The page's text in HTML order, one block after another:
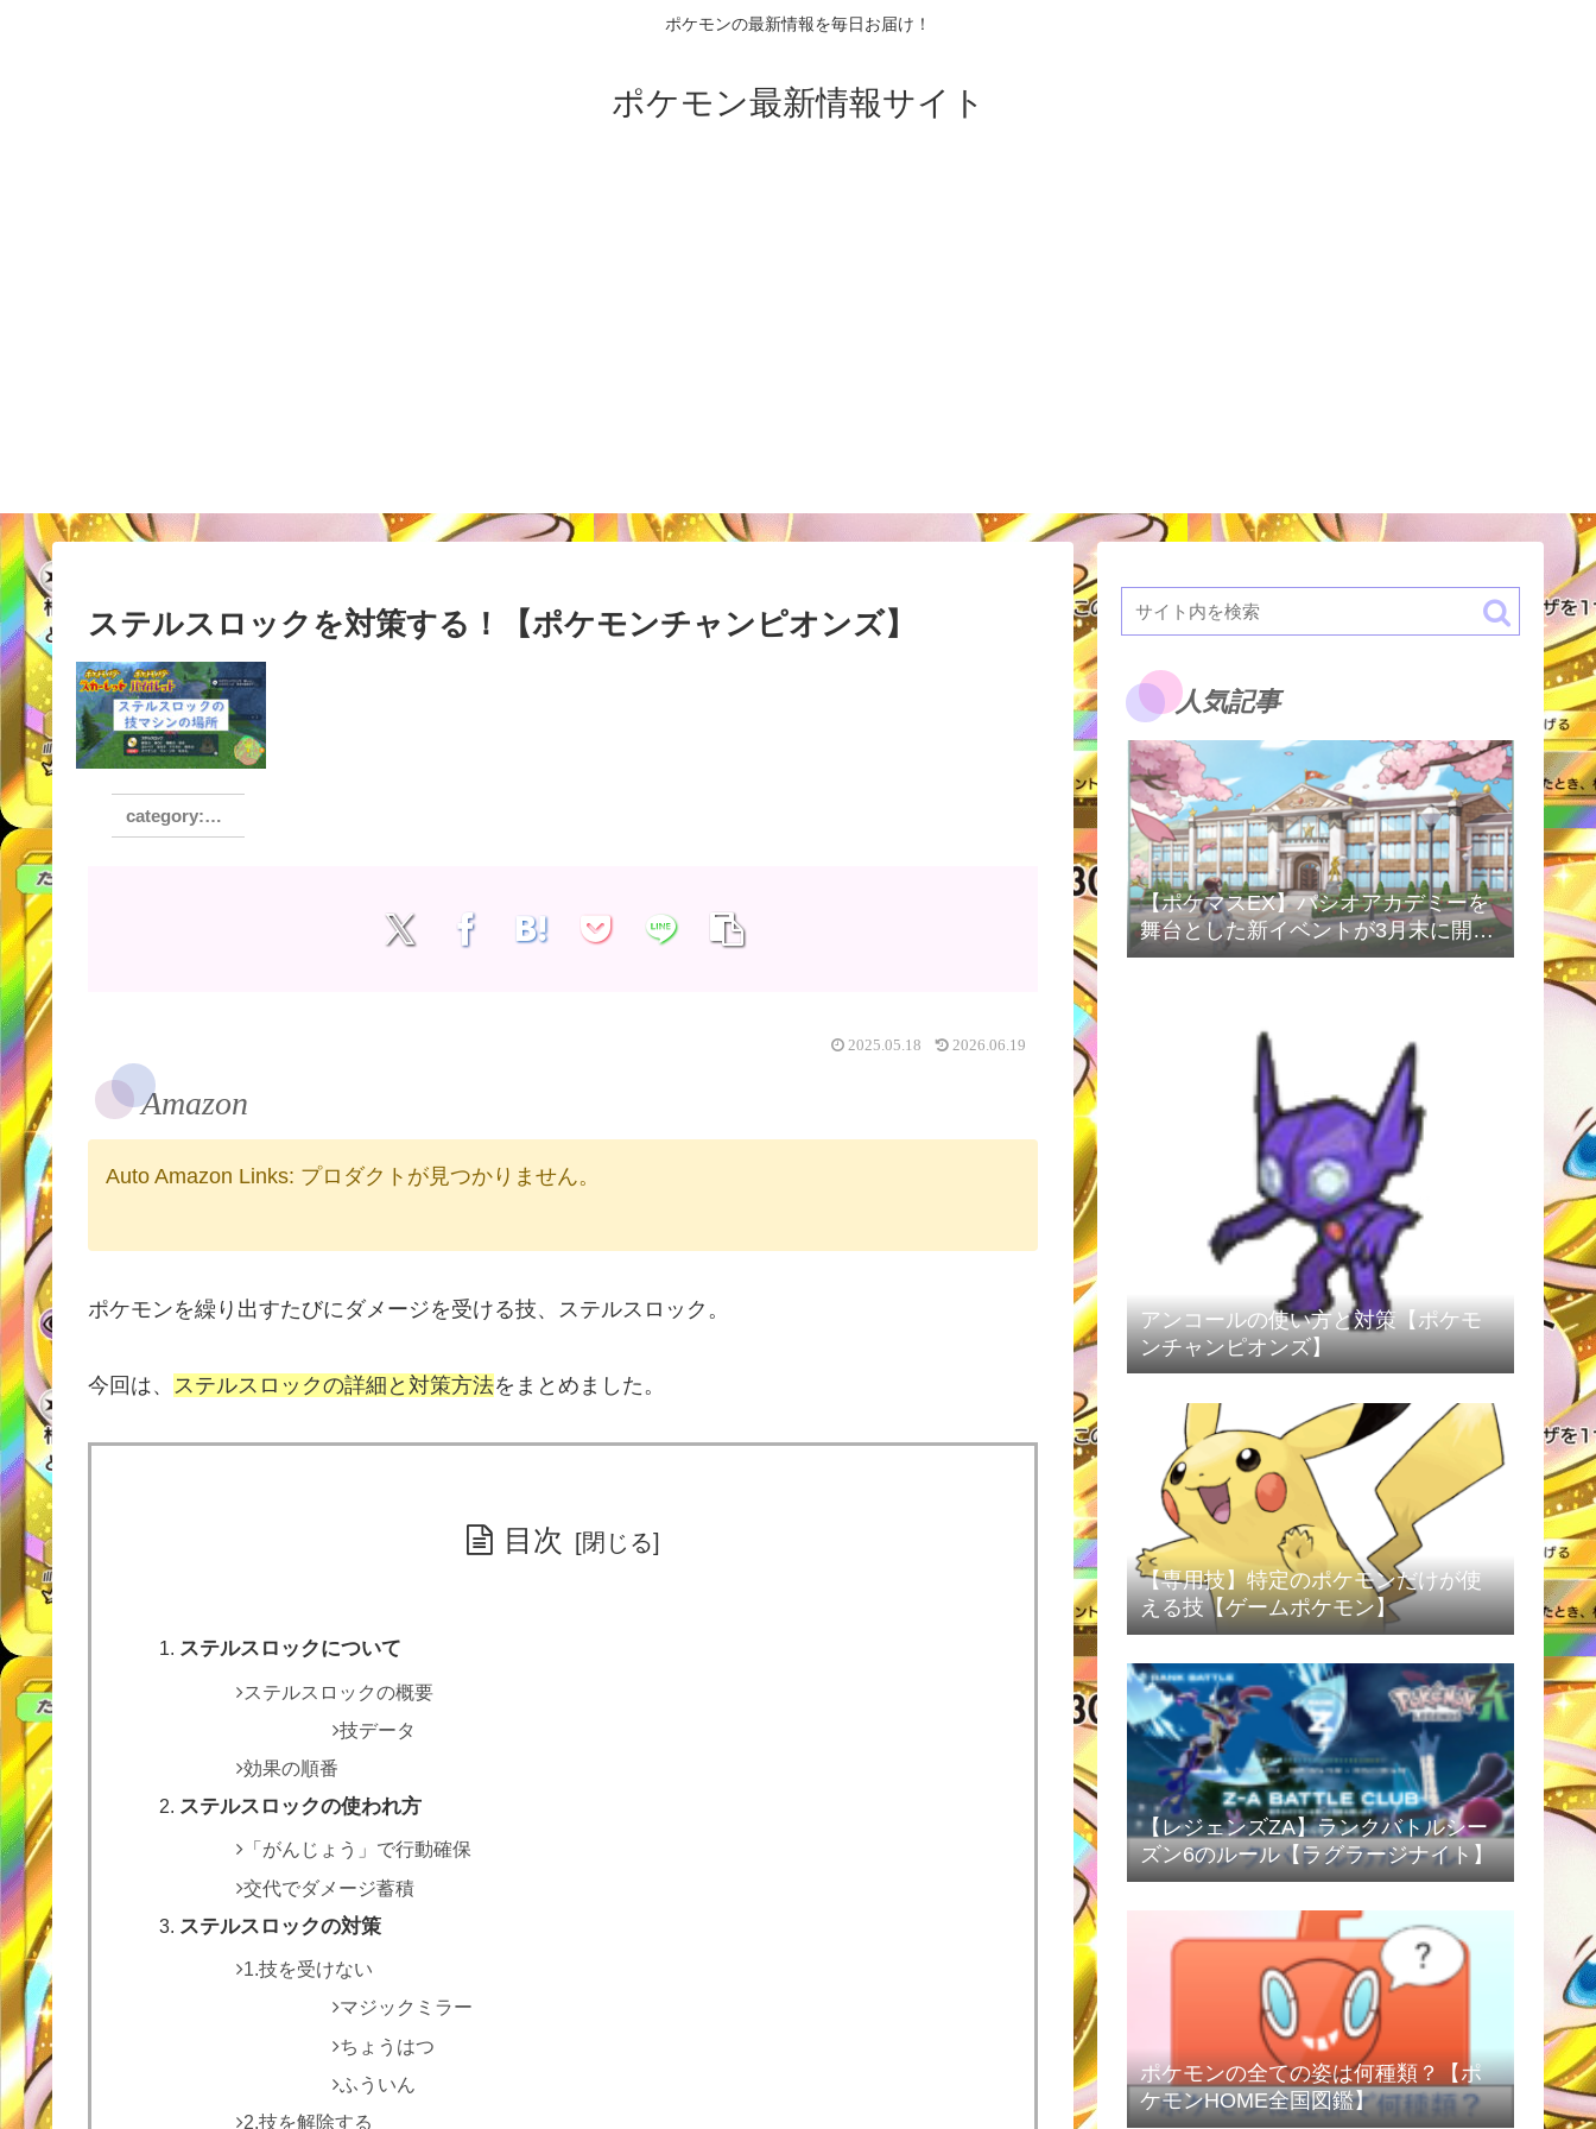
ポケモンの最新情報を毎日お届け！
ポケモン最新情報サイト
ステルスロックを対策する！【ポケモンチャンピオンズ】
おすすめ
2025.05.18 2026.06.19
Amazon
Auto Amazon Links: プロダクトが見つかりません。
ポケモンを繰り出すたびにダメージを受ける技、ステルスロック。
今回は、 ステルスロックの詳細と 対策方法をまとめました。
目次
ステルスロックについて
ステルスロックの概要
技データ
効果の順番
ステルスロックの使われ方
「がんじょう」で行動確保
交代でダメージ蓄積
ステルスロックの対策
1.技を受けない
マジックミラー
ちょうはつ
ふういん
2.技を解除する
人気記事
【ポケマスEX】パシオアカデミーを
舞台とした新イベントが3月末に開催
予定！
アンコールの使い方と対策【ポケモ
ンチャンピオンズ】
【専用技】特定のポケモンだけが使
える技【ゲームポケモン】
【レジェンズZA】ランクバトルシー
ズン6のルール【ラグラージナイト】
ポケモンの全ての姿は何種類？【ポ
ケモンHOME全国図鑑】